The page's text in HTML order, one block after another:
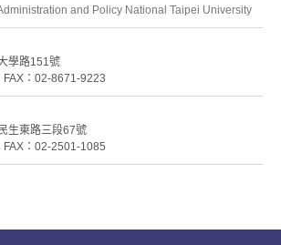
and Policy National Taipei University
學路151號
：02-8671-9223
生東路三段67號
：02-2501-1085